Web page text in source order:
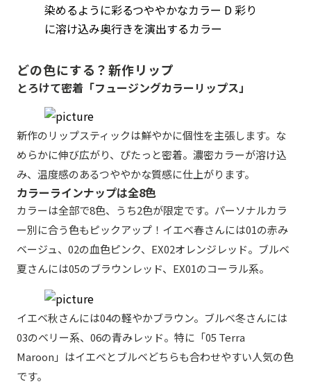
染めるように彩るつややかなカラー D 彩り
に溶け込み奥行きを演出するカラー
どの色にする？新作リップ
とろけて密着「フュージングカラーリップス」
新作のリップスティックは鮮やかに個性を主張します。な
めらかに伸び広がり、ぴたっと密着。濃密カラーが溶け込
み、温度感のあるつややかな質感に仕上がります。
カラーラインナップは全8色
カラーは全部で8色、うち2色が限定です。パーソナルカラ
ー別に合う色もピックアップ！イエベ春さんには01の赤み
ベージュ、02の血色ピンク、EX02オレンジレッド。ブルベ
夏さんには05のブラウンレッド、EX01のコーラル系。
イエベ秋さんには04の軽やかブラウン。ブルベ冬さんには
03のベリー系、06の青みレッド。特に「05 Terra
Maroon」はイエベとブルベどちらも合わせやすい人気の色
です。